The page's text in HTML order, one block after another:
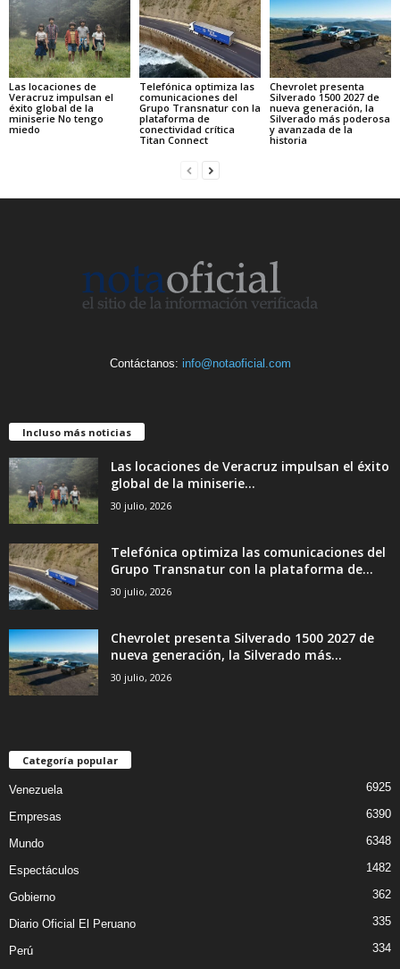
Las locaciones de
Veracruz impulsan el
éxito global de la
miniserie No tengo
miedo
Telefónica optimiza las
comunicaciones del
Grupo Transnatur con la
plataforma de
conectividad crítica
Titan Connect
Chevrolet presenta
Silverado 1500 2027 de
nueva generación, la
Silverado más poderosa
y avanzada de la
historia
Contáctanos: info@notaoficial.com
Incluso más noticias
Las locaciones de Veracruz impulsan el éxito
global de la miniserie...
30 julio, 2026
Telefónica optimiza las comunicaciones del
Grupo Transnatur con la plataforma de...
30 julio, 2026
Chevrolet presenta Silverado 1500 2027 de
nueva generación, la Silverado más...
30 julio, 2026
Categoría popular
Venezuela 6925
Empresas 6390
Mundo 6348
Espectáculos 1482
Gobierno 362
Diario Oficial El Peruano 335
Perú 334